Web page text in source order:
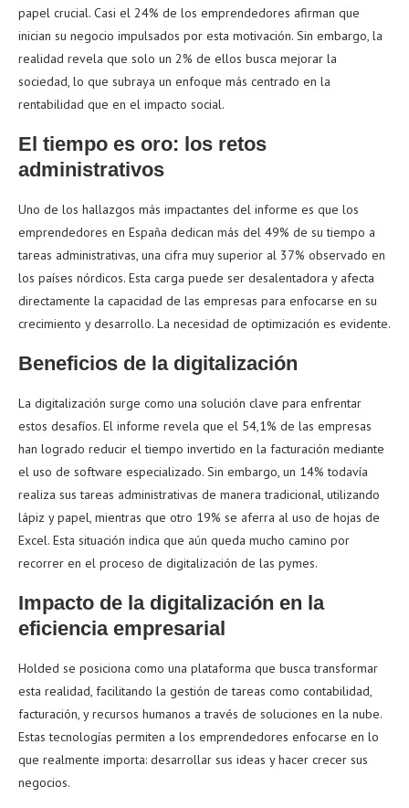
papel crucial. Casi el 24% de los emprendedores afirman que
inician su negocio impulsados por esta motivación. Sin embargo, la
realidad revela que solo un 2% de ellos busca mejorar la
sociedad, lo que subraya un enfoque más centrado en la
rentabilidad que en el impacto social.
El tiempo es oro: los retos
administrativos
Uno de los hallazgos más impactantes del informe es que los
emprendedores en España dedican más del 49% de su tiempo a
tareas administrativas, una cifra muy superior al 37% observado en
los países nórdicos. Esta carga puede ser desalentadora y afecta
directamente la capacidad de las empresas para enfocarse en su
crecimiento y desarrollo. La necesidad de optimización es evidente.
Beneficios de la digitalización
La digitalización surge como una solución clave para enfrentar
estos desafíos. El informe revela que el 54,1% de las empresas
han logrado reducir el tiempo invertido en la facturación mediante
el uso de software especializado. Sin embargo, un 14% todavía
realiza sus tareas administrativas de manera tradicional, utilizando
lápiz y papel, mientras que otro 19% se aferra al uso de hojas de
Excel. Esta situación indica que aún queda mucho camino por
recorrer en el proceso de digitalización de las pymes.
Impacto de la digitalización en la
eficiencia empresarial
Holded se posiciona como una plataforma que busca transformar
esta realidad, facilitando la gestión de tareas como contabilidad,
facturación, y recursos humanos a través de soluciones en la nube.
Estas tecnologías permiten a los emprendedores enfocarse en lo
que realmente importa: desarrollar sus ideas y hacer crecer sus
negocios.